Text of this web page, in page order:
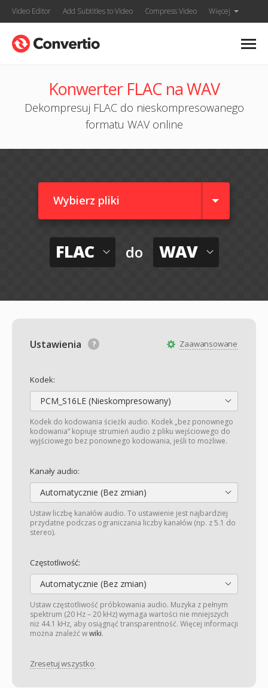
Video Editor Add Subtitles to Video Compress Video Więcej
Konwerter FLAC na WAV
Dekompresuj FLAC do nieskompresowanego
formatu WAV online
Wybierz pliki
FLAC do WAV
Zaawansowane
Ustawienia
Kodek:
PCM_S16LE (Nieskompresowany)
Kodek do kodowania ścieżki audio. Kodek „bez ponownego
kodowania” kopiuje strumień audio z pliku wejściowego do
wyjściowego bez ponownego kodowania, jeśli to możliwe.
Kanały audio:
Automatycznie (Bez zmian)
Ustaw liczbę kanałów audio. To ustawienie jest najbardziej
przydatne podczas ograniczania liczby kanałów (np. z 5.1 do
stereo).
Częstotliwość:
Automatycznie (Bez zmian)
Ustaw częstotliwość próbkowania audio. Muzyka z pełnym
spektrum (20 Hz – 20 kHz) wymaga wartości nie mniejszych
niż 44.1 kHz, aby osiągnąć transparentność. Więcej informacji
można znaleźć wwiki.
Zresetuj wszystko